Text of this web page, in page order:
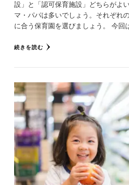
設」と「認可保育施設」どちらがよ
マ・パパは多いでしょう。それぞれ
に合う保育園を選びましょう。 今回
続きを読む